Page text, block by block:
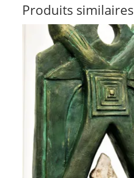
Produits similaires